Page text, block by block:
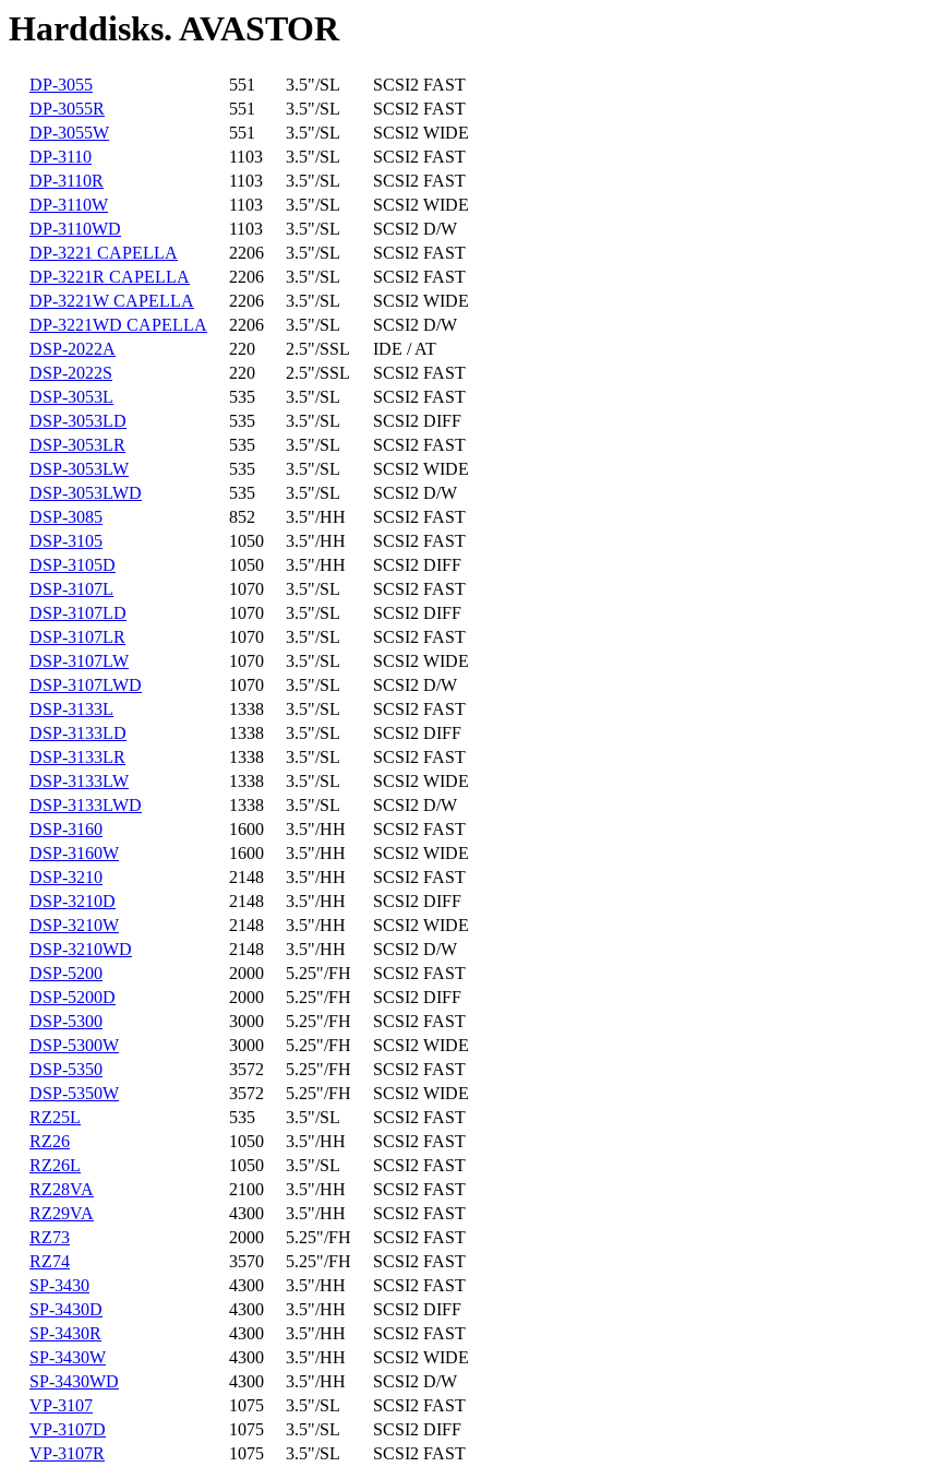
Harddisks. AVASTOR
DP-3055 551 3.5"/SL
SCSI2 FAST
DP-3055R
551 3.5"/SL
SCSI2 FAST
DP-3055W
551 3.5"/SL
SCSI2 WIDE
DP-3110
1103 3.5"/SL
SCSI2 FAST
DP-3110R
1103 3.5"/SL
SCSI2 FAST
DP-3110W
1103 3.5"/SL
SCSI2 WIDE
DP-3110WD
1103 3.5"/SL
SCSI2 D/W
DP-3221 CAPELLA
2206 3.5"/SL
SCSI2 FAST
DP-3221R CAPELLA
2206 3.5"/SL
SCSI2 FAST
DP-3221W CAPELLA
2206 3.5"/SL
SCSI2 WIDE
DP-3221WD CAPELLA
2206 3.5"/SL
SCSI2 D/W
DSP-2022A
220 2.5"/SSL
IDE / AT
DSP-2022S
220 2.5"/SSL
SCSI2 FAST
DSP-3053L
535 3.5"/SL
SCSI2 FAST
DSP-3053LD
535 3.5"/SL
SCSI2 DIFF
DSP-3053LR
535 3.5"/SL
SCSI2 FAST
DSP-3053LW
535 3.5"/SL
SCSI2 WIDE
DSP-3053LWD
535 3.5"/SL
SCSI2 D/W
DSP-3085
852 3.5"/HH
SCSI2 FAST
DSP-3105
1050 3.5"/HH
SCSI2 FAST
DSP-3105D
1050 3.5"/HH
SCSI2 DIFF
DSP-3107L
1070 3.5"/SL
SCSI2 FAST
DSP-3107LD
1070 3.5"/SL
SCSI2 DIFF
DSP-3107LR
1070 3.5"/SL
SCSI2 FAST
DSP-3107LW
1070 3.5"/SL
SCSI2 WIDE
DSP-3107LWD
1070 3.5"/SL
SCSI2 D/W
DSP-3133L
1338 3.5"/SL
SCSI2 FAST
DSP-3133LD
1338 3.5"/SL
SCSI2 DIFF
DSP-3133LR
1338 3.5"/SL
SCSI2 FAST
DSP-3133LW
1338 3.5"/SL
SCSI2 WIDE
DSP-3133LWD
1338 3.5"/SL
SCSI2 D/W
DSP-3160
1600 3.5"/HH
SCSI2 FAST
DSP-3160W
1600 3.5"/HH
SCSI2 WIDE
DSP-3210
2148 3.5"/HH
SCSI2 FAST
DSP-3210D
2148 3.5"/HH
SCSI2 DIFF
DSP-3210W
2148 3.5"/HH
SCSI2 WIDE
DSP-3210WD
2148 3.5"/HH
SCSI2 D/W
DSP-5200
2000 5.25"/FH
SCSI2 FAST
DSP-5200D
2000 5.25"/FH
SCSI2 DIFF
DSP-5300
3000 5.25"/FH
SCSI2 FAST
DSP-5300W
3000 5.25"/FH
SCSI2 WIDE
DSP-5350
3572 5.25"/FH
SCSI2 FAST
DSP-5350W
3572 5.25"/FH
SCSI2 WIDE
RZ25L
535 3.5"/SL
SCSI2 FAST
RZ26
1050 3.5"/HH
SCSI2 FAST
RZ26L
1050 3.5"/SL
SCSI2 FAST
RZ28VA
2100 3.5"/HH
SCSI2 FAST
RZ29VA
4300 3.5"/HH
SCSI2 FAST
RZ73
2000 5.25"/FH
SCSI2 FAST
RZ74
3570 5.25"/FH
SCSI2 FAST
SP-3430
4300 3.5"/HH
SCSI2 FAST
SP-3430D
4300 3.5"/HH
SCSI2 DIFF
SP-3430R
4300 3.5"/HH
SCSI2 FAST
SP-3430W
4300 3.5"/HH
SCSI2 WIDE
SP-3430WD
4300 3.5"/HH
SCSI2 D/W
VP-3107
1075 3.5"/SL
SCSI2 FAST
VP-3107D
1075 3.5"/SL
SCSI2 DIFF
VP-3107R
1075 3.5"/SL SCSI2 FAST